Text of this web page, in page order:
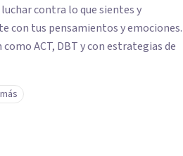
contra lo que sientes y
con tus pensamientos y emociones.
ACT, DBT y con estrategias de